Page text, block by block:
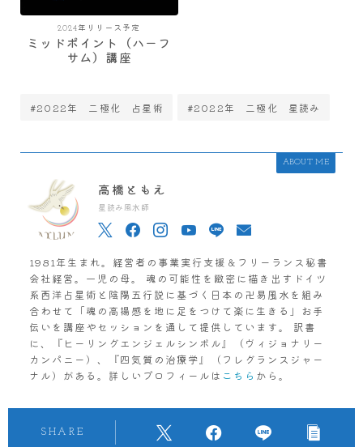
2024年リリース予定
ミッドポイント（ハーフ
サム）講座
#2022年 二極化 占星術 #2022年 二極化 星読み
ABOUT ME
高橋ともえ
星読み風水師
1981年生まれ。経営者の事業実行支援＆フリーランス秘書
会社経営。一児の母。 魂の可能性を緻密に描き出すドイツ
系西洋占星術と陰陽五行説に基づく日本の卍易風水を組み
合わせて「魂の高揚感を地に足をつけて楽に生きる」お手
伝いを講座やセッションを通して提供しています。 訳書
に、『ヒーリングエンジェルシンボル』（ヴィジョナリー
カンパニー）、『四気質の治療学』（フレグランスジャー
ナル）がある。詳しいプロフィールは こちら から。
SHARE